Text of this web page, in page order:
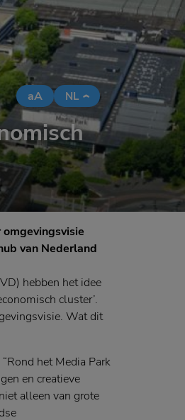
aA NL
van Nederland
hebben het idee
cluster’.
Wat dit
het Media Park
en creatieve
alleen van grote